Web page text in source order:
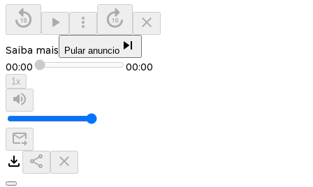
Saiba mais Pular anuncio
00:00 00:00
1x